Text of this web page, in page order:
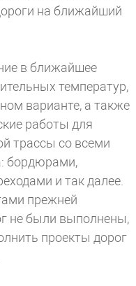
на ближайший
в ближайшее
температур,
варианте, а также
работы для
трассы со всеми
бордюрами,
и так далее.
прежней
не были выполнены,
проекты дорог